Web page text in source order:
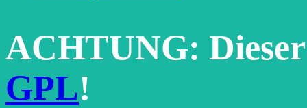
ACHTUNG:
GPL!